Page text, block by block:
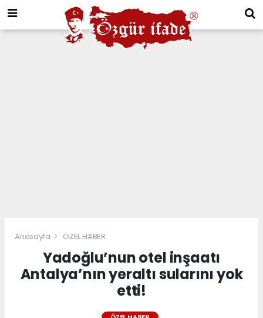
Anasayfa ÖZEL HABER
Yadoğlu’nun otel inşaatı
Antalya’nın yeraltı sularını yok
etti!